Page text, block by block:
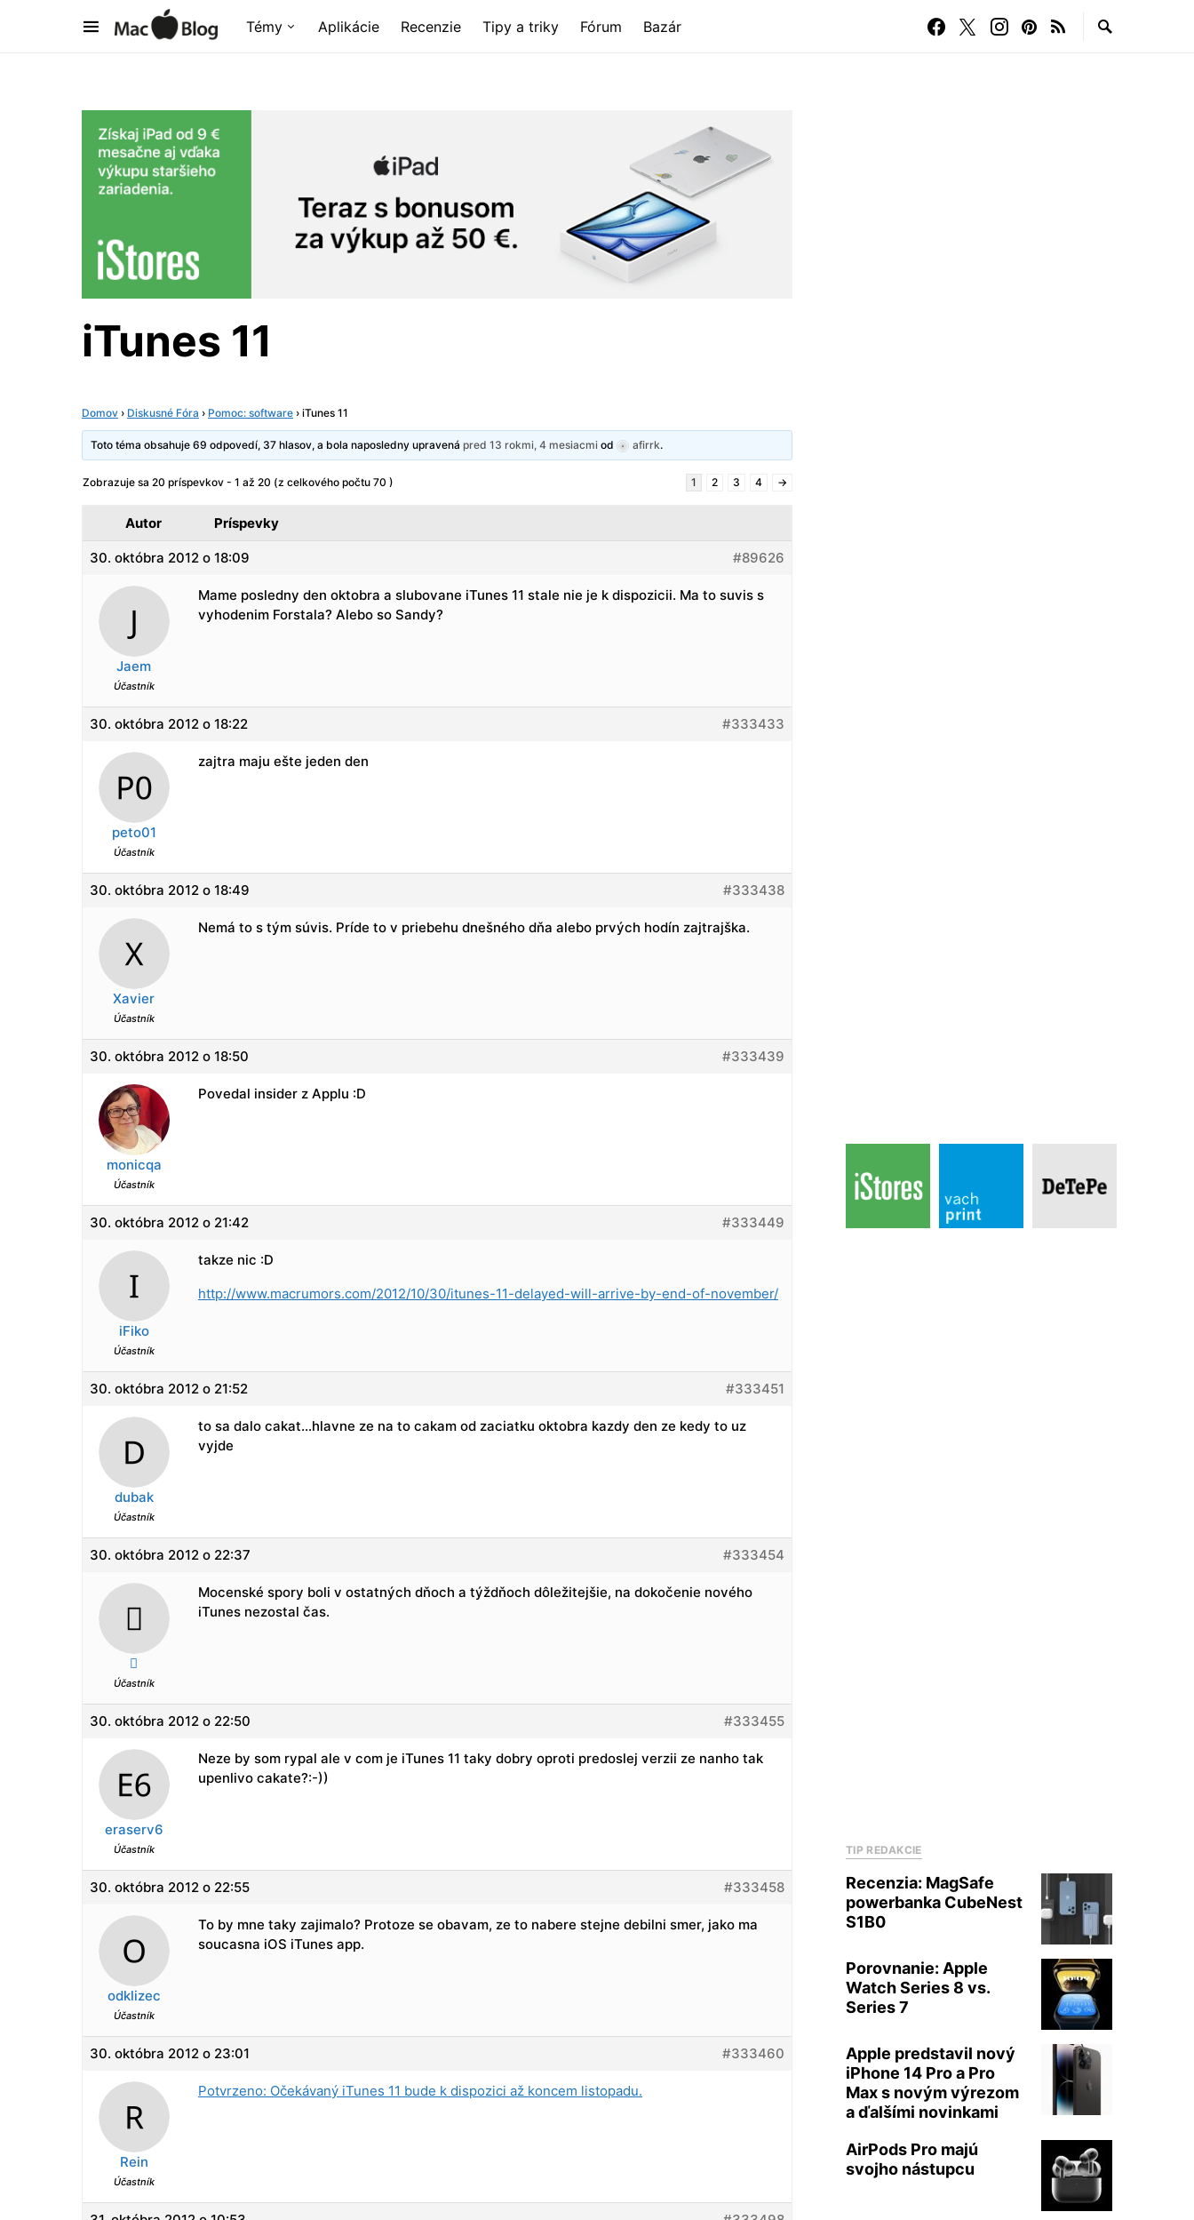
Témy Aplikácie Recenzie Tipy a triky Fórum Bazár
iTunes 11
Domov › Diskusné Fóra › Pomoc: software › iTunes 11
Toto téma obsahuje 69 odpovedí, 37 hlasov, a bola naposledny upravenápred 13 rokmi, 4 mesiacmi od afirrk.
Zobrazuje sa 20 príspevkov - 1 až 20 (z celkového počtu 70 ) 1 2 3 4 →
Autor Príspevky
30. októbra 2012 o 18:09 #89626
Jaem
Účastník
Mame posledny den oktobra a slubovane iTunes 11 stale nie je k dispozicii. Ma to suvis s
vyhodenim Forstala? Alebo so Sandy?
30. októbra 2012 o 18:22 #333433
peto01
Účastník
zajtra maju ešte jeden den
30. októbra 2012 o 18:49 #333438
Xavier
Účastník
Nemá to s tým súvis. Príde to v priebehu dnešného dňa alebo prvých hodín zajtrajška.
30. októbra 2012 o 18:50 #333439
monicqa
Účastník
Povedal insider z Applu :D
30. októbra 2012 o 21:42 #333449
iFiko
Účastník
takze nic :D
http://www.macrumors.com/2012/10/30/itunes-11-delayed-will-arrive-by-end-of-november/
30. októbra 2012 o 21:52 #333451
dubak
Účastník
to sa dalo cakat…hlavne ze na to cakam od zaciatku oktobra kazdy den ze kedy to uz
vyjde
30. októbra 2012 o 22:37 #333454

Účastník
Mocenské spory boli v ostatných dňoch a týždňoch dôležitejšie, na dokočenie nového
iTunes nezostal čas.
30. októbra 2012 o 22:50 #333455
eraserv6
Účastník
Neze by som rypal ale v com je iTunes 11 taky dobry oproti predoslej verzii ze nanho tak
upenlivo cakate?:-))
30. októbra 2012 o 22:55 #333458
odklizec
Účastník
To by mne taky zajimalo? Protoze se obavam, ze to nabere stejne debilni smer, jako ma
soucasna iOS iTunes app.
30. októbra 2012 o 23:01 #333460
Rein
Účastník
Potvrzeno: Očekávaný iTunes 11 bude k dispozici až koncem listopadu.
TIP REDAKCIE
Recenzia: MagSafe
powerbanka CubeNest
S1B0
Porovnanie: Apple
Watch Series 8 vs.
Series 7
Apple predstavil nový
iPhone 14 Pro a Pro
Max s novým výrezom
a ďalšími novinkami
AirPods Pro majú
svojho nástupcu